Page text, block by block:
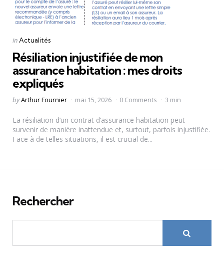
Categories
Posted
inActualités
Résiliation injustifiée de mon
assurance habitation : mes droits
expliqués
Posted
byArthur Fournier mai 15, 2026 0 Comments 3 min
La résiliation d’un contrat d’assurance habitation peut
survenir de manière inattendue et, surtout, parfois injustifiée.
Face à de telles situations, il est crucial de...
Rechercher